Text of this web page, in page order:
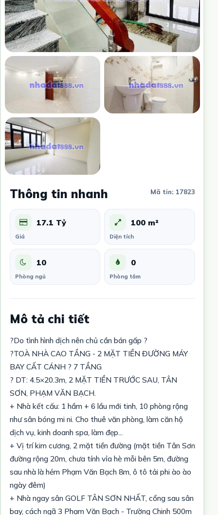
Thông tin nhanh Mã tin: 17823
17.1 Tỷ
Giá
100 m²
Diện tích
10
Phòng ngủ
0
Phòng tắm
Mô tả chi tiết
?Do tình hình dịch nên chủ cần bán gấp ?
?TOÀ NHÀ CAO TẦNG - 2 MẶT TIỀN ĐƯỜNG MÁY
BAY CẤT CÁNH ? 7 TẦNG
? DT: 4.5×20.3m, 2 MẶT TIỀN TRƯỚC SAU, TÂN
SƠN, PHẠM VĂN BẠCH.
+ Nhà kết cấu: 1 hầm + 6 lầu mới tinh, 10 phòng rộng
như sân bóng mi ni. Cho thuê văn phòng, làm căn hộ
dịch vụ, kinh doanh spa, làm đẹp...
+ Vị trí kim cương, 2 mặt tiền đường (mặt tiền Tân Sơn
đường rộng 20m, chưa tính vỉa hè mỗi bên 5m, đường
sau nhà là hẻm Phạm Văn Bạch 8m, ô tô tải phi ào ào
ngày đêm)
+ Nhà ngay sân GOLF TÂN SƠN NHẤT, cổng sau sân
bay, cách ngã 3 Phạm Văn Bạch - Trường Chinh 500m